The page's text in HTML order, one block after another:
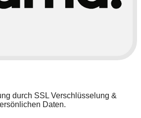
durch SSL Verschlüsselung &
Daten.